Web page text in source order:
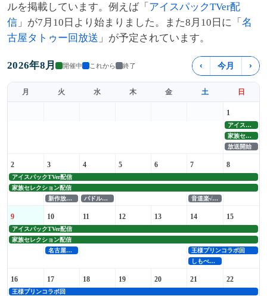
ルを掲載しています。例えば「 アイスパックTVer配
信 」が7月10日より始まりました。また8月10日に「 名
古屋タトゥー回放送 」が予定されています。
2026年8月 開催中 これから 終了 ‹ 今月 ›
月 火 水 木 金 土 日
1
アイスパックTVer配信
家族セレクション配信
放送開始
2 3 4 5 6 7 8
アイスパックTVer配信
家族セレクション配信
新作放送・新宿二丁目編
パドルパドルパドる挑戦 音道楽√8月エンディング
9 10 11 12 13 14 15
アイスパックTVer配信
家族セレクション配信
名古屋タトゥー回放送
王様プリンコラボ回
しもべの王子様第7話
16 17 18 19 20 21 22
王様プリンコラボ回